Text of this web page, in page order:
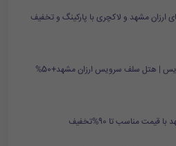
ارزان مشهد و لاکچری با پارکینگ و تخفیف
هتل های مشهد با غذای سلف سرویس | هتل سلف سرویس ارزان مشهد+50%
مناسب تا 90%تخفیف